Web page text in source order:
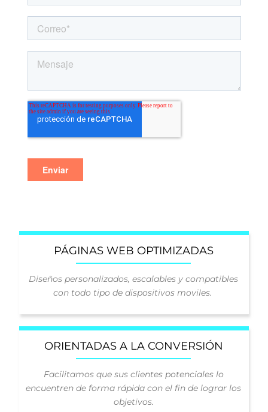
PÁGINAS WEB OPTIMIZADAS
Diseños personalizados, escalables y compatibles
con todo tipo de dispositivos moviles.
ORIENTADAS A LA CONVERSIÓN
Facilitamos que sus clientes potenciales lo
encuentren de forma rápida con el fin de lograr los
objetivos.